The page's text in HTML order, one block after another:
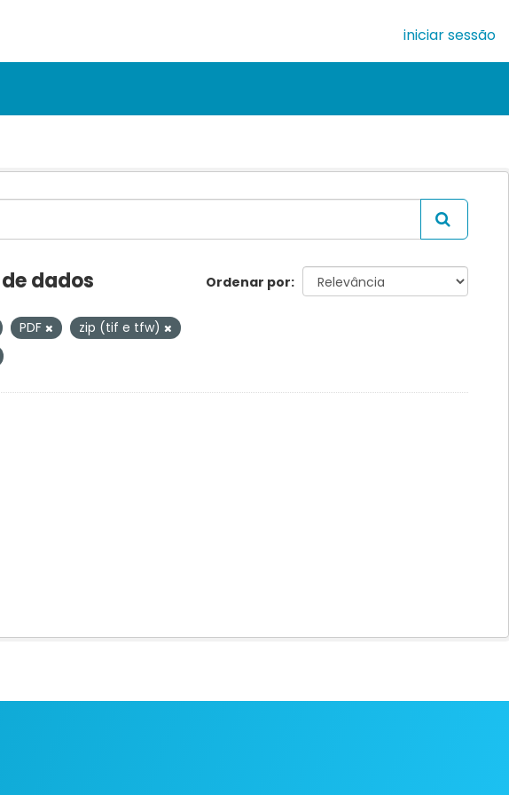
iniciar sessão
Ordenar por
dados
PDF
zip (tif e tfw)